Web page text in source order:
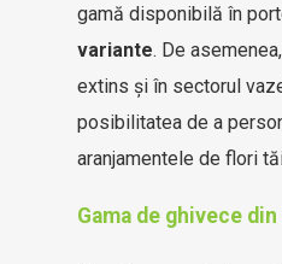
gamă disponibilă în
variante. De
extins și în sectorul
posibilitatea de a
aranjamentele de flori
Gama de ghivece